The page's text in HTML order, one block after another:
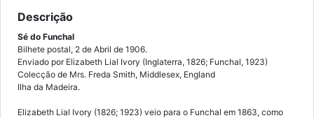
Descrição
Sé do Funchal
Bilhete postal, 2 de Abril de 1906.
Enviado por Elizabeth Lial Ivory (Inglaterra, 1826; Funchal, 1923)
Colecção de Mrs. Freda Smith, Middlesex, England
Ilha da Madeira.
Elizabeth Lial Ivory (1826; 1923) veio para o Funchal em 1863, como